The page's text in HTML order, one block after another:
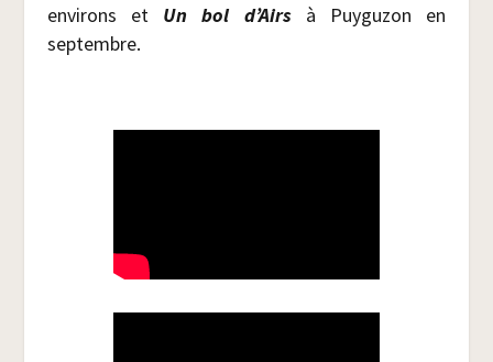
envi­rons et Un bol d’Airsà Puy­gu­zon en
septembre.